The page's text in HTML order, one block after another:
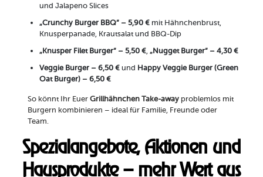
und Jalapeno Slices
„Crunchy Burger BBQ“ – 5,90 €mit Hähnchenbrust,
Knusperpanade, Krautsalat und BBQ-Dip
„Knusper Filet Burger“ – 5,50 €, „Nugget Burger“ – 4,30 €
Veggie Burger – 6,50 €und Happy Veggie Burger (Green
Oat Burger) – 6,50 €
So könnt Ihr Euer Grillhähnchen Take-awayproblemlos mit
Burgern kombinieren – ideal für Familie, Freunde oder
Team.
Spezialangebote, Aktionen und
Hausprodukte – mehr Wert aus